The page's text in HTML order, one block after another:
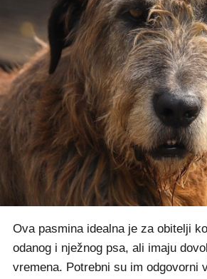
Ova pasmina idealna je za obitelji
odanog i nježnog psa, ali imaju
vremena. Potrebni su im odgovorni